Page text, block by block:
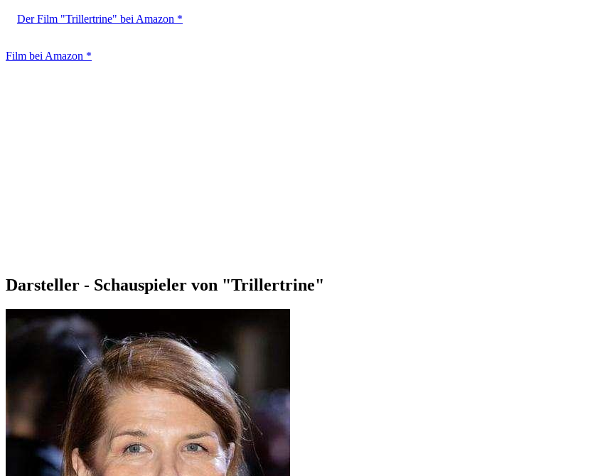
Der Film "Trillertrine" bei Amazon *
Film bei Amazon *
Darsteller - Schauspieler von "Trillertrine"